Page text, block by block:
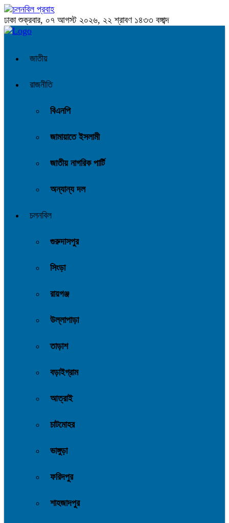
ঢাকাশুক্রবার, ০৭ আগস্ট ২০২৬, ২২ শ্রাবণ ১৪৩৩ বঙ্গাব্দ
জাতীয়
রাজনীতি
বিএনপি
জামায়াতে ইসলামী
জাতীয় নাগরিক পার্টি
অন্যান্য দল
চলনবিল
গুরুদাসপুর
সিংড়া
রায়গঞ্জ
উল্লাপাড়া
তাড়াশ
বড়াইগ্রাম
আত্রাই
চাটমোহর
ভাঙ্গুড়া
ফরিদপুর
শাহজাদপুর